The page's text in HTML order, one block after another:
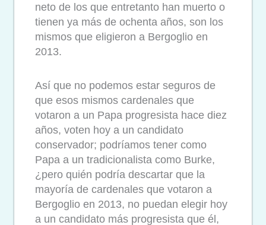
neto de los que entretanto han muerto o
tienen ya más de ochenta años, son los
mismos que eligieron a Bergoglio en
2013.
Así que no podemos estar seguros de
que esos mismos cardenales que
votaron a un Papa progresista hace diez
años, voten hoy a un candidato
conservador; podríamos tener como
Papa a un tradicionalista como Burke,
¿pero quién podría descartar que la
mayoría de cardenales que votaron a
Bergoglio en 2013, no puedan elegir hoy
a un candidato más progresista que él,